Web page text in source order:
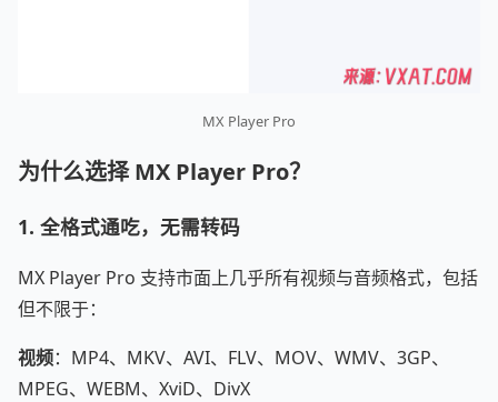
MX Player Pro
为什么选择 MX Player Pro？
1. 全格式通吃，无需转码
MX Player Pro 支持市面上几乎所有视频与音频格式，包括
但不限于：
视频：MP4、MKV、AVI、FLV、MOV、WMV、3GP、
MPEG、WEBM、XviD、DivX